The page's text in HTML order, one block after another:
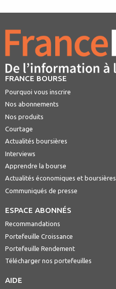
FRANCE BOURSE
Pourquoi vous inscrire
Nos abonnements
Nos produits
Courtage
Actualités boursières
Interviews
Apprendre la bourse
Actualités économiques et boursières
Communiqués de presse
ESPACE ABONNÉS
Recommandations
Portefeuille Croissance
Portefeuille Rendement
Télécharger nos portefeuilles
AIDE